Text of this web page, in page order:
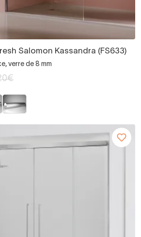
Salomon Kassandra (FS633)
verre de 8 mm